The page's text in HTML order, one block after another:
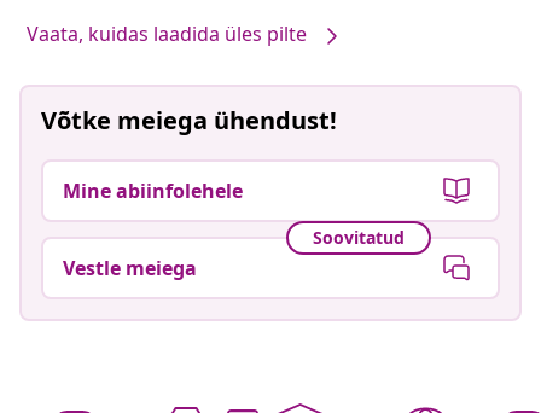
Vaata, kuidas laadida üles pilte
Võtke meiega ühendust!
Mine abiinfolehele
Soovitatud
Vestle meiega